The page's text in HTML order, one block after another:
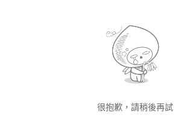
很抱歉，請稍後再試